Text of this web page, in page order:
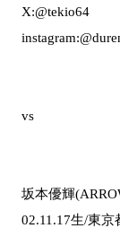
X:@tekio64
vs
坂本優輝
02.11.17生/東